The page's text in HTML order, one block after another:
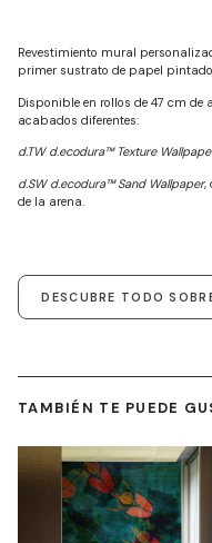
Revestimiento mural
primer sustrato de papel pintado
Disponible en rollos de 47 cm
acabados diferentes:
d.TW d.ecodura™ Texture
d.SW d.ecodura™ Sand Wallpaper,
de la arena.
DESCUBRE TODO
TAMBIÉN TE PUEDE